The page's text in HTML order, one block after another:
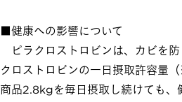
■健康への影響について
ピラクロストロビンは、カビを防
クロストロビンの一日摂取許容量
商品2.8kgを毎日摂取し続けても、